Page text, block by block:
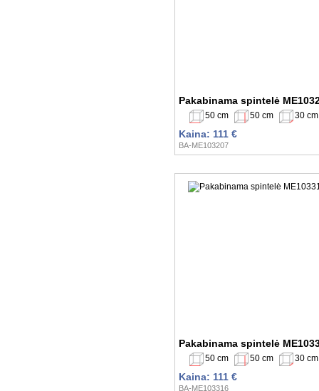
Pakabinama spintelė
50 cm 50 cm 30 cm
Kaina: 111 €
BA-ME103207
Pakabinama spintelė
50 cm 50 cm 30 cm
Kaina: 111 €
BA-ME103316